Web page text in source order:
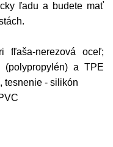
ľadu a budete mať
fľaša-nerezová oceľ;
a TPE
tesnenie - silikón